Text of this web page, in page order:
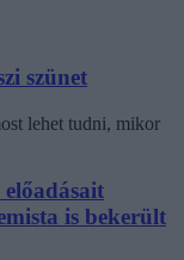
szünet
lehet tudni, mikor
is bekerült